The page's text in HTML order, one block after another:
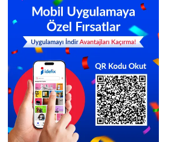
9.881,87TL